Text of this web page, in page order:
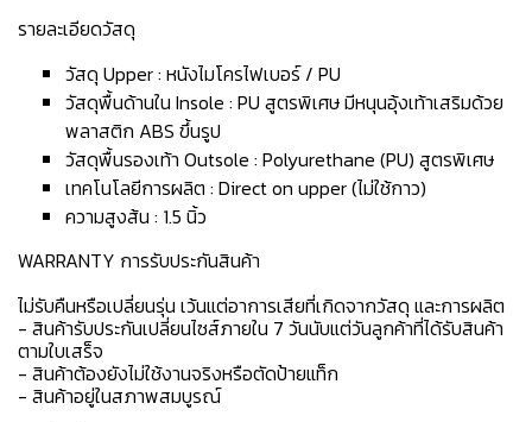
รายละเอียดวัสดุ
วัสดุ Upper : หนังไมโครไฟเบอร์ / PU
วัสดุพื้นด้านใน Insole : PU สูตรพิเศษ มีหนุนอุ้งเท้าเสริมด้วย
พลาสติก ABS ขึ้นรูป
วัสดุพื้นรองเท้า Outsole : Polyurethane (PU) สูตรพิเศษ
เทคโนโลยีการผลิต : Direct on upper (ไม่ใช้กาว)
ความสูงส้น : 1.5 นิ้ว
WARRANTY การรับประกันสินค้า
ไม่รับคืนหรือเปลี่ยนรุ่น เว้นแต่อาการเสียที่เกิดจากวัสดุ และการผลิต
- สินค้ารับประกันเปลี่ยนไซส์ภายใน 7 วันนับแต่วันลูกค้าที่ได้รับสินค้า
ตามใบเสร็จ
- สินค้าต้องยังไม่ใช้งานจริงหรือตัดป้ายแท็ก
- สินค้าอยู่ในสภาพสมบูรณ์